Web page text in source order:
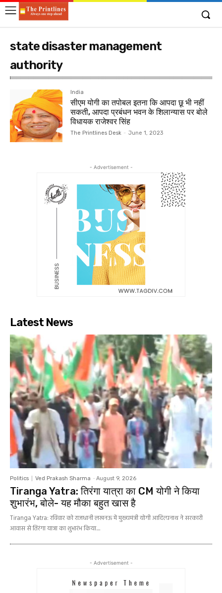
state disaster management
authority
India
सीएम योगी का तपोबल इतना कि आपदा छू भी नहीं
सकती, आपदा प्रबंधन भवन के शिलान्यास पर बोले
विधायक राजेश्वर सिंह
The Printlines Desk - June 1, 2023
- Advertisement -
Latest News
Politics Ved Prakash Sharma - August 9, 2026
Tiranga Yatra: तिरंगा यात्रा का CM योगी ने किया
शुभारंभ, बोले- यह मौका बहुत खास है
Tiranga Yatra: रविवार को राजधानी लखनऊ में मुख्यमंत्री योगी आदित्यनाथ ने सरकारी
आवास से तिरंगा यात्रा का शुभारंभ किया....
- Advertisement -